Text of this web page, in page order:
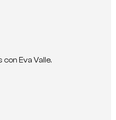
Eva Valle.